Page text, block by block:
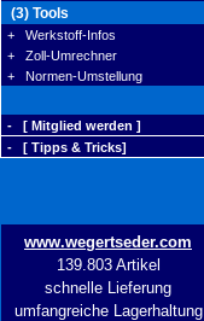
(3) Tools
+ Werkstoff-Infos
+ Zoll-Umrechner
+ Normen-Umstellung
- [ Mitglied werden ]
- [ Tipps & Tricks]
www.wegertseder.com
139.803 Artikel
schnelle Lieferung
umfangreiche Lagerhaltung